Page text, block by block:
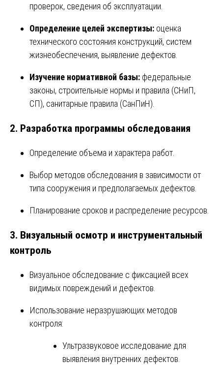
проверок, сведения об эксплуатации.
Определение целей экспертизы: оценка
технического состояния конструкций, систем
жизнеобеспечения, выявление дефектов.
Изучение нормативной базы: федеральные
законы, строительные нормы и правила (СНиП,
СП), санитарные правила (СанПиН).
2. Разработка программы обследования
Определение объема и характера работ.
Выбор методов обследования в зависимости от
типа сооружения и предполагаемых дефектов.
Планирование сроков и распределение ресурсов.
3. Визуальный осмотр и инструментальный
контроль
Визуальное обследование с фиксацией всех
видимых повреждений и дефектов.
Использование неразрушающих методов
контроля:
Ультразвуковое исследование для
выявления внутренних дефектов.